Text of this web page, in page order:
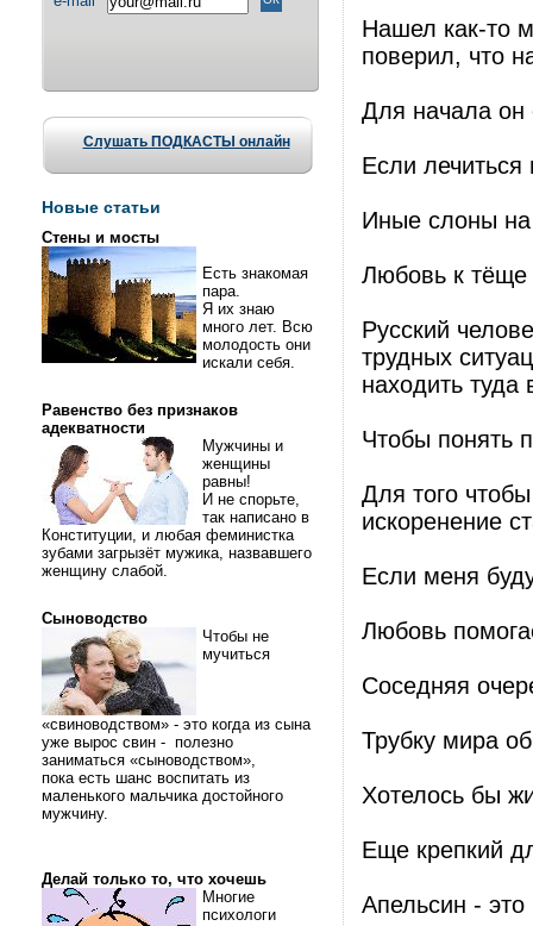
Слушать ПОДКАСТЫ онлайн
Новые статьи
Стены и мосты
Есть знакомая
пара.
Я их знаю
много лет. Всю
молодость они
искали себя.
Равенство без признаков
адекватности
Мужчины и
женщины
равны!
И не спорьте,
так написано в
Конституции, и любая феминистка
зубами загрызёт мужика, назвавшего
женщину слабой.
Сыноводство
Чтобы не
мучиться
«свиноводством» - это когда из сына
уже вырос свин - полезно
заниматься «сыноводством»,
пока есть шанс воспитать из
маленького мальчика достойного
мужчину.
Делай только то, что хочешь
Многие
психологи
Нашел как-то
поверил, что
Для начала он
Если лечиться
Иные слоны на
Любовь к тёще
Русский
трудных
находить туда
Чтобы понять
Для того
искоренение
Если меня
Любовь
Соседняя
Трубку мира
Хотелось бы
Eще крепкий
Апельсин -